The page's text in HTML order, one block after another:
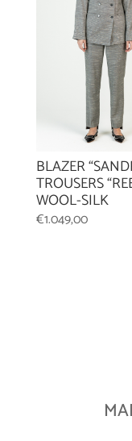
BLAZER
TROUSERS
WOOL-SILK
€1.049,00